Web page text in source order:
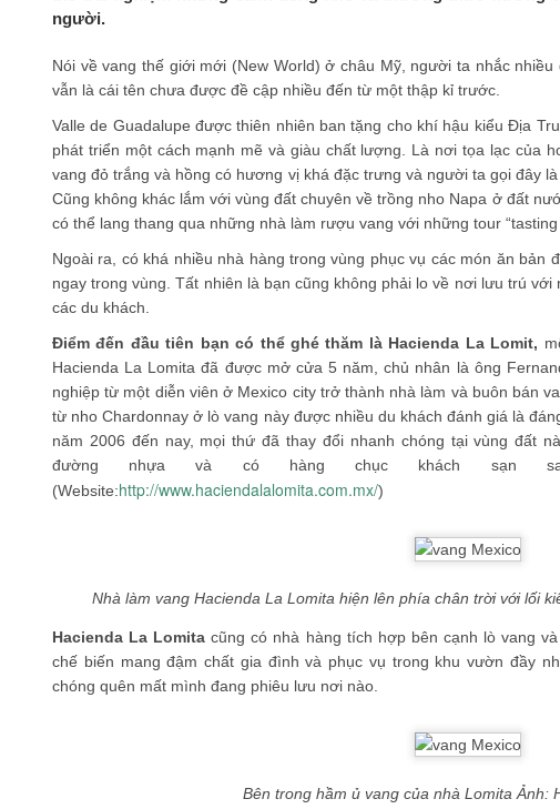
người.
Nói về vang thế giới mới (New World) ở châu Mỹ, người ta nhắc
vẫn là cái tên chưa được đề cập nhiều đến từ một thập kỉ trước.
Valle de Guadalupe được thiên nhiên ban tặng cho khí hậu kiểu Địa
phát triển một cách mạnh mẽ và giàu chất lượng. Là nơi tọa lạc của
vang đỏ trắng và hồng có hương vị khá đặc trưng và người ta gọi đây
Cũng không khác lắm với vùng đất chuyên về trồng nho Napa ở đất
có thể lang thang qua những nhà làm rượu vang với những tour “tasting
Ngoài ra, có khá nhiều nhà hàng trong vùng phục vụ các món ăn bản
ngay trong vùng. Tất nhiên là bạn cũng không phải lo về nơi lưu trú
các du khách.
Điểm đến đầu tiên bạn có thể ghé thăm là Hacienda La Lomit,
Hacienda La Lomita đã được mở cửa 5 năm, chủ nhân là ông
nghiệp từ một diễn viên ở Mexico city trở thành nhà làm và buôn bán
từ nho Chardonnay ở lò vang này được nhiều du khách đánh giá là
năm 2006 đến nay, mọi thứ đã thay đổi nhanh chóng tại vùng đất
đường nhựa và có hàng chục khách sạn
(Website:http://www.haciendalalomita.com.mx/)
Nhà làm vang Hacienda La Lomita hiện lên phía chân trời với lối
Hacienda La Lomita cũng có nhà hàng tích hợp bên cạnh lò vang
chế biến mang đậm chất gia đình và phục vụ trong khu vườn đầy
chóng quên mất mình đang phiêu lưu nơi nào.
Bên trong hầm ủ vang của nhà Lomita Ảnh:
nghệ sĩ. Trên mạng xã hội, Jason thường đăng những bài viết về kinh
nghiệp. Hồi đầu năm nay, Jason Nguyễn còn 'gây bão' mạng xã hội với